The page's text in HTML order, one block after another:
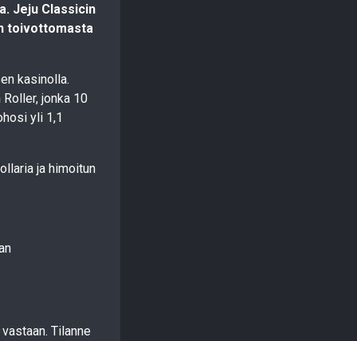
Jeju Classicin
toivottomasta
kasinolla.
jonka 10
yli 1,1
ja himoitun
Tilanne